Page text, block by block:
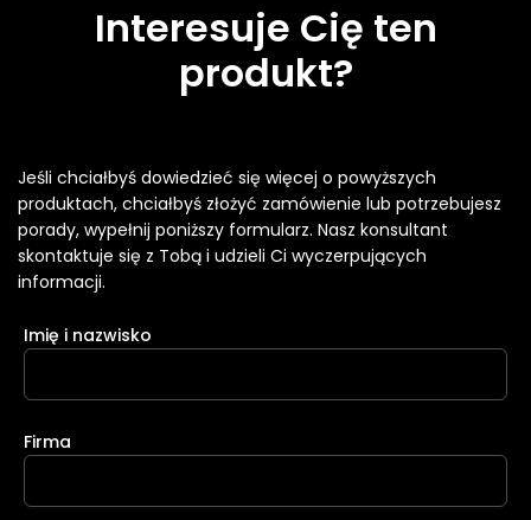
Interesuje Cię ten
produkt?
Jeśli chciałbyś dowiedzieć się więcej o powyższych
produktach, chciałbyś złożyć zamówienie lub potrzebujesz
porady, wypełnij poniższy formularz. Nasz konsultant
skontaktuje się z Tobą i udzieli Ci wyczerpujących
informacji.
Imię i nazwisko
Firma